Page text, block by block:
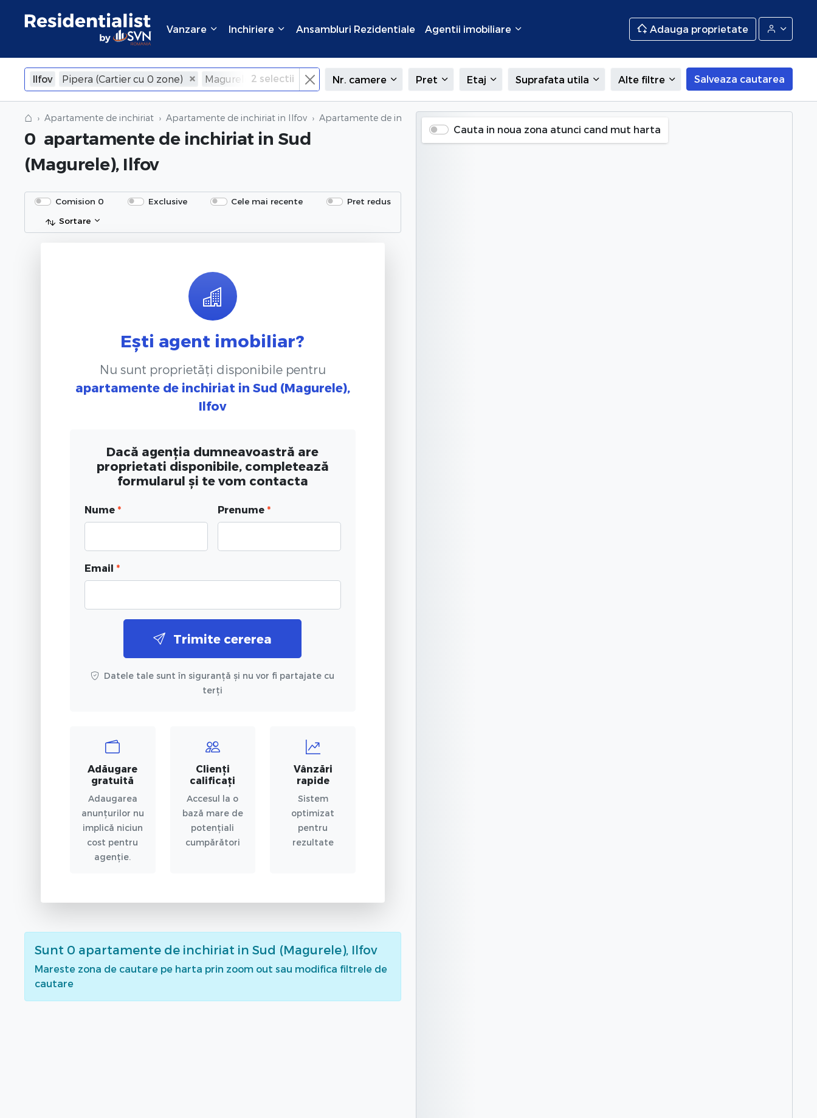
Vanzare Inchiriere Ansambluri Rezidentiale Agentii imobiliare Adauga proprietate
Ilfov Pipera (Cartier cu 0 zone) Magurele
×Inchide
2 selectii Nr. camere Pret Etaj Suprafata utila Alte filtre Salveaza cautarea
⌂ Apartamente de inchiriat Apartamente de inchiriat in Ilfov Apartamente de inchiriat in Sud (Magurele), Ilfov
0 apartamente de inchiriat in Sud
(Magurele), Ilfov
Comision 0 Exclusive Cele mai recente
Pret redus
Sortare
Ești agent imobiliar?
Nu sunt proprietăți disponibile pentru
apartamente de inchiriat in Sud (Magurele),
Ilfov
Dacă agenția dumneavoastră are
proprietati disponibile, completează
formularul și te vom contacta
Nume * Prenume *
Email *
Trimite cererea
Datele tale sunt în siguranță și nu vor fi partajate cu
terți
Adăugare
gratuită
Adaugarea
anunțurilor nu
implică niciun
cost pentru
agenție.
Clienți
calificați
Accesul la o
bază mare de
potențiali
cumpărători
Vânzări
rapide
Sistem
optimizat
pentru
rezultate
Sunt 0 apartamente de inchiriat in Sud (Magurele), Ilfov
Mareste zona de cautare pe harta prin zoom out sau modifica filtrele de
cautare
Cauta in noua zona atunci cand mut harta